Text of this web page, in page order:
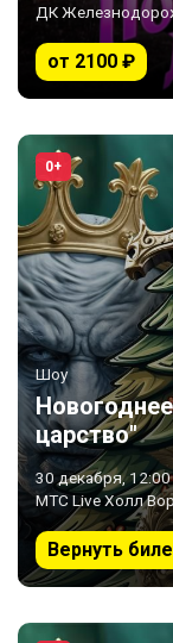
ДК
от 2100 ₽
0+
Шоу
царство"
30 декабря, 12:00
МТС Live Холл
Вернуть